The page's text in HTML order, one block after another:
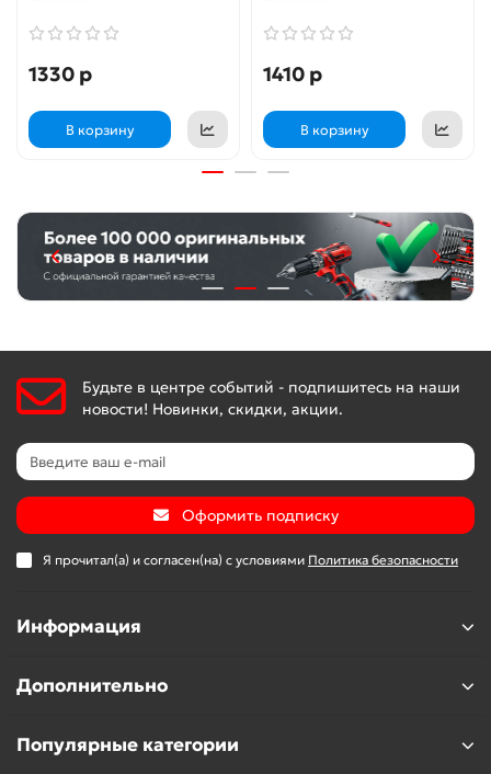
1330 р
В корзину
1410 р
В корзину
Будьте в центре событий - подпишитесь на наши
новости! Новинки, скидки, акции.
Оформить подписку
Я прочитал(а) и согласен(на) с условиями Политика безопасности
Информация
Дополнительно
Популярные категории